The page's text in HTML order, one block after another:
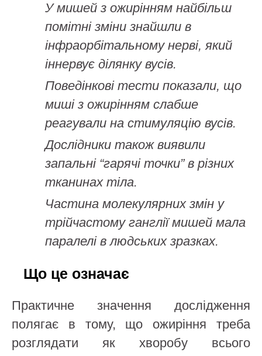
У мишей з ожирінням найбільш
помітні зміни знайшли в
інфраорбітальному нерві, який
іннервує ділянку вусів.
Поведінкові тести показали, що
миші з ожирінням слабше
реагували на стимуляцію вусів.
Дослідники також виявили
запальні “гарячі точки” в різних
тканинах тіла.
Частина молекулярних змін у
трійчастому ганглії мишей мала
паралелі в людських зразках.
Що це означає
Практичне значення дослідження
полягає в тому, що ожиріння треба
розглядати як хворобу всього